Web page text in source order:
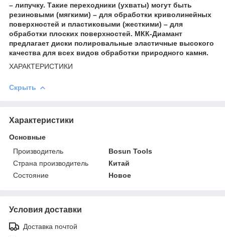
– липучку. Такие переходники (ухваты) могут быть
резиновыми (мягкими) – для обработки криволинейных
поверхностей и пластиковыми (жесткими) – для
обработки плоских поверхностей. МКК-Диамант
предлагает диски полировальные эластичные высокого
качества для всех видов обработки природного камня.
ХАРАКТЕРИСТИКИ
Скрыть
Характеристики
Основные
Производитель
Bosun Tools
Страна производитель
Китай
Состояние
Новое
Условия доставки
Доставка почтой